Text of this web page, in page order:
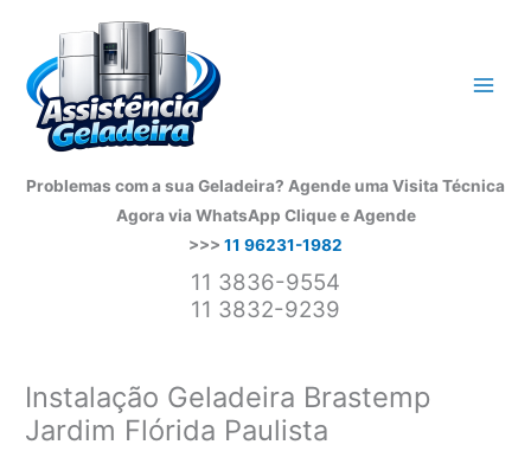
conteúdo
Problemas com a sua Geladeira? Agende uma Visita Técnica
Agora via WhatsApp Clique e Agende
>>> 11 96231-1982
11 3836-9554
11 3832-9239
Instalação Geladeira Brastemp
Jardim Flórida Paulista